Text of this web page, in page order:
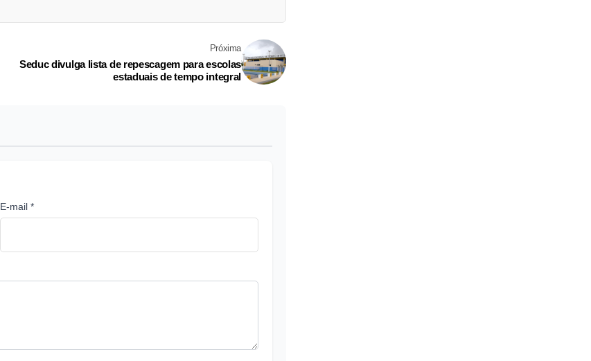
Próxima
Seduc divulga lista de repescagem para escolas
estaduais de tempo integral
E-mail *